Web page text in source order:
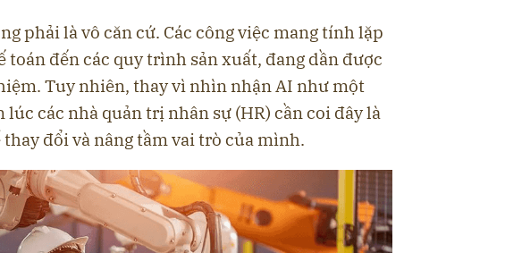
phải là vô căn cứ. Các công việc mang tính lặp
toán đến các quy trình sản xuất, đang dần được
Tuy nhiên, thay vì nhìn nhận AI như một
lúc các nhà quản trị nhân sự (HR) cần coi đây là
đổi và nâng tầm vai trò của mình.